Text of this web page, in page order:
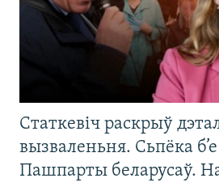
Статкевіч раскрыў
вызваленьня. Сьпёка
Пашпарты беларусаў.